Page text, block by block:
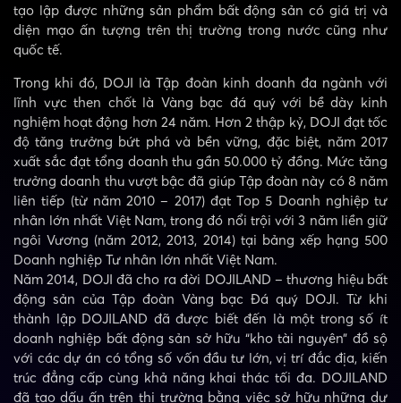
tạo lập được những sản phẩm bất động sản có giá trị và
diện mạo ấn tượng trên thị trường trong nước cũng như
quốc tế.
Trong khi đó, DOJI là Tập đoàn kinh doanh đa ngành với
lĩnh vực then chốt là Vàng bạc đá quý với bề dày kinh
nghiệm hoạt động hơn 24 năm. Hơn 2 thập kỷ, DOJI đạt tốc
độ tăng trưởng bứt phá và bền vững, đặc biệt, năm 2017
xuất sắc đạt tổng doanh thu gần 50.000 tỷ đồng. Mức tăng
trưởng doanh thu vượt bậc đã giúp Tập đoàn này có 8 năm
liên tiếp (từ năm 2010 – 2017) đạt Top 5 Doanh nghiệp tư
nhân lớn nhất Việt Nam, trong đó nổi trội với 3 năm liền giữ
ngôi Vương (năm 2012, 2013, 2014) tại bảng xếp hạng 500
Doanh nghiệp Tư nhân lớn nhất Việt Nam.
Năm 2014, DOJI đã cho ra đời DOJILAND – thương hiệu bất
động sản của Tập đoàn Vàng bạc Đá quý DOJI. Từ khi
thành lập DOJILAND đã được biết đến là một trong số ít
doanh nghiệp bất động sản sở hữu “kho tài nguyên” đồ sộ
với các dự án có tổng số vốn đầu tư lớn, vị trí đắc địa, kiến
trúc đẳng cấp cùng khả năng khai thác tối đa. DOJILAND
đã tạo dấu ấn trên thị trường bằng việc sở hữu những dự